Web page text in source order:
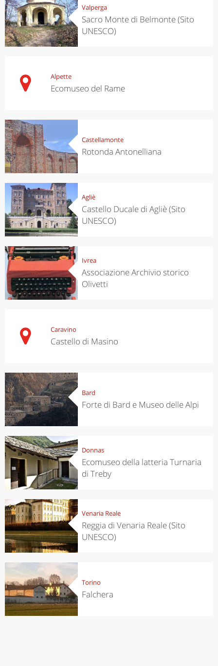
Valperga
Sacro Monte di Belmonte (Sito
UNESCO)
Alpette
Ecomuseo del Rame
Castellamonte
Rotonda Antonelliana
Agliè
Castello Ducale di Agliè (Sito
UNESCO)
Ivrea
Associazione Archivio storico
Olivetti
Caravino
Castello di Masino
Bard
Forte di Bard e Museo delle Alpi
Donnas
Ecomuseo della latteria Turnaria
di Treby
Venaria Reale
Reggia di Venaria Reale (Sito
UNESCO)
Torino
Falchera